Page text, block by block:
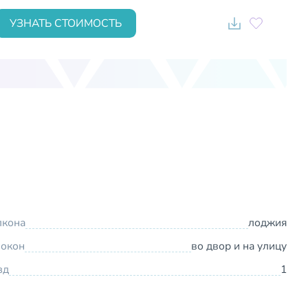
УЗНАТЬ СТОИМОСТЬ
лоджия
во двор и на улицу
1